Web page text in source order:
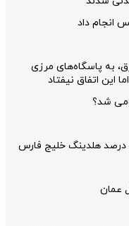
انجام داد
به پاسگاه‌های مرزی
این اتفاق نیفتاد
شد؟
عمان